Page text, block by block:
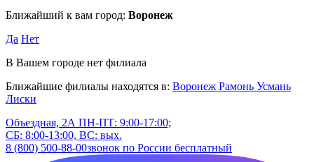
Ближайший к вам город: Воронеж
Да Нет
В Вашем городе нет филиала
Ближайшие филиалы находятся в: Воронеж Рамонь Усмань
Лиски
Объездная, 2А ПН-ПТ: 9:00-17:00;
СБ: 8:00-13:00, ВС: вых.
8 (800) 500-88-00звонок по России бесплатный